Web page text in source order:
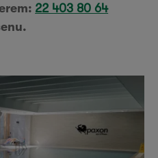
22 403 80 64